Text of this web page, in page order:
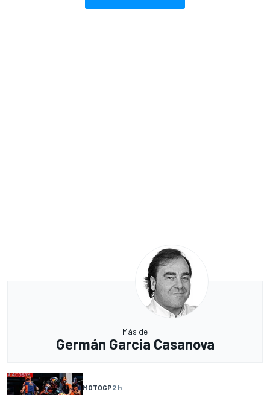
Más de
Germán Garcia Casanova
MOTOGP2 h